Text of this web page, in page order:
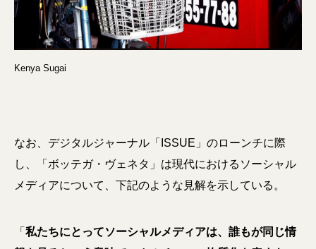
Kenya Sugai
なお、デジタルジャーナル「ISSUE」のローンチに際
し、「ボッテガ・ヴェネタ」は現代におけるソーシャル
メディアについて、下記のような見解を示している。
「 私たちにとってソーシャルメディアは、誰もが同じ情